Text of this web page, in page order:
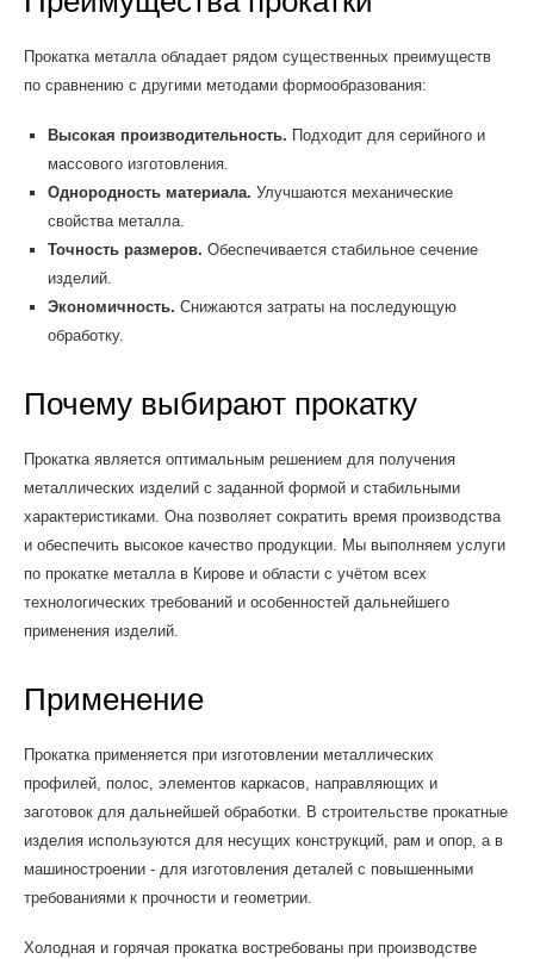
Прокатка металла обладает рядом существенных преимуществ
по сравнению с другими методами формообразования:
Высокая производительность. Подходит для серийного и
массового изготовления.
Однородность материала. Улучшаются механические
свойства металла.
Точность размеров. Обеспечивается стабильное сечение
изделий.
Экономичность. Снижаются затраты на последующую
обработку.
Почему выбирают прокатку
Прокатка является оптимальным решением для получения
металлических изделий с заданной формой и стабильными
характеристиками. Она позволяет сократить время производства
и обеспечить высокое качество продукции. Мы выполняем услуги
по прокатке металла в Кирове и области с учётом всех
технологических требований и особенностей дальнейшего
применения изделий.
Применение
Прокатка применяется при изготовлении металлических
профилей, полос, элементов каркасов, направляющих и
заготовок для дальнейшей обработки. В строительстве прокатные
изделия используются для несущих конструкций, рам и опор, а в
машиностроении - для изготовления деталей с повышенными
требованиями к прочности и геометрии.
Холодная и горячая прокатка востребованы при производстве